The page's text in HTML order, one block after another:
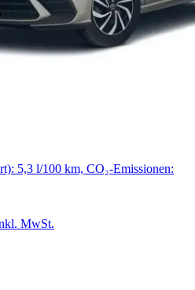
5,3 l/100 km, CO₂-Emissionen:
MwSt.